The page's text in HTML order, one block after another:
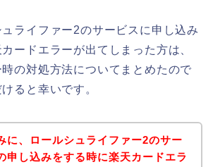
ライファー2のサービスに申し込み
ードエラーが出てしまった方は、
の対処方法についてまとめたので
ると幸いです。
に、ロールシュライファー2のサー
申し込みをする時に楽天カードエラ